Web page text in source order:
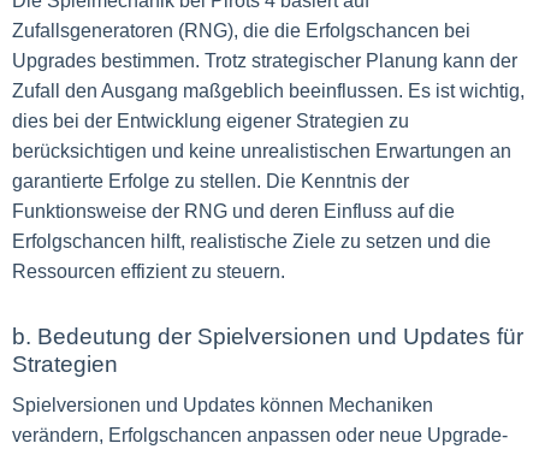
Zufallsgeneratoren (RNG), die die Erfolgschancen bei
Upgrades bestimmen. Trotz strategischer Planung kann der
Zufall den Ausgang maßgeblich beeinflussen. Es ist wichtig,
dies bei der Entwicklung eigener Strategien zu
berücksichtigen und keine unrealistischen Erwartungen an
garantierte Erfolge zu stellen. Die Kenntnis der
Funktionsweise der RNG und deren Einfluss auf die
Erfolgschancen hilft, realistische Ziele zu setzen und die
Ressourcen effizient zu steuern.
b. Bedeutung der Spielversionen und Updates für
Strategien
Spielversionen und Updates können Mechaniken
verändern, Erfolgschancen anpassen oder neue Upgrade-